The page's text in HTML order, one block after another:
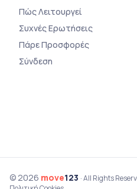
Πώς Λειτουργεί
Συχνές Ερωτήσεις
Πάρε Προσφορές
Σύνδεση
© 2026 move123 · All Rights